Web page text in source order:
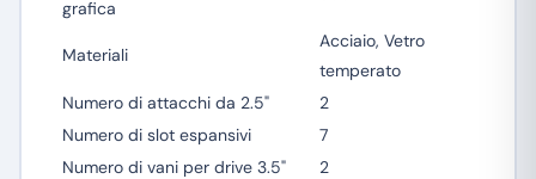
grafica
Materiali
Acciaio, Vetro
temperato
Numero di attacchi da 2.5"
2
Numero di slot espansivi
7
Numero di vani per drive 3.5"
2